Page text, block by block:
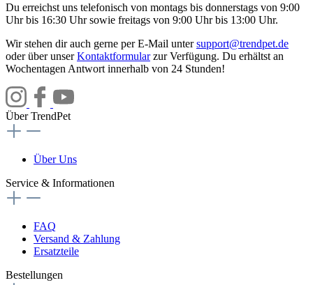
Du erreichst uns telefonisch von montags bis donnerstags von 9:00
Uhr bis 16:30 Uhr sowie freitags von 9:00 Uhr bis 13:00 Uhr.
Wir stehen dir auch gerne per E-Mail untersupport@trendpet.de
oder über unserKontaktformularzur Verfügung. Du erhältst an
Wochentagen Antwort innerhalb von 24 Stunden!
Über TrendPet
Über Uns
Service & Informationen
FAQ
Versand & Zahlung
Ersatzteile
Bestellungen